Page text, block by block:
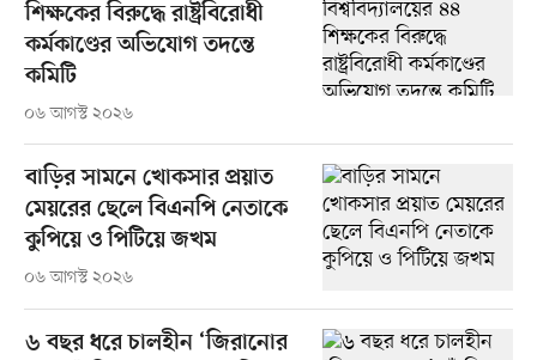
শিক্ষকের বিরুদ্ধে রাষ্ট্রবিরোধী
কর্মকাণ্ডের অভিযোগ তদন্তে
কমিটি
০৬ আগস্ট ২০২৬
বাড়ির সামনে খোকসার প্রয়াত
মেয়রের ছেলে বিএনপি নেতাকে
কুপিয়ে ও পিটিয়ে জখম
০৬ আগস্ট ২০২৬
৬ বছর ধরে চালহীন ‘জিরানোর